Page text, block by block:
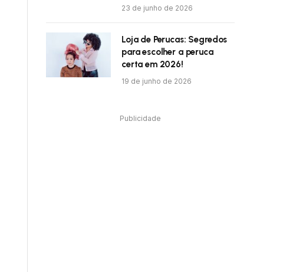
23 de junho de 2026
Loja de Perucas: Segredos
para escolher a peruca
certa em 2026!
19 de junho de 2026
Publicidade